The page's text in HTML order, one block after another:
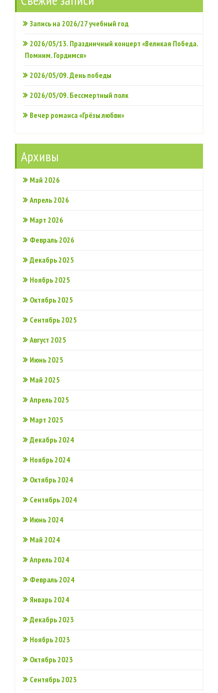
Запись на 2026/27 учебный год
2026/05/13. Праздничный концерт «Великая Победа.
Помним. Гордимся»
2026/05/09. День победы
2026/05/09. Бессмертный полк
Вечер романса «Грёзы любви»
Архивы
Май 2026
Апрель 2026
Март 2026
Февраль 2026
Декабрь 2025
Ноябрь 2025
Октябрь 2025
Сентябрь 2025
Август 2025
Июнь 2025
Май 2025
Апрель 2025
Март 2025
Декабрь 2024
Ноябрь 2024
Октябрь 2024
Сентябрь 2024
Июнь 2024
Май 2024
Апрель 2024
Февраль 2024
Январь 2024
Декабрь 2023
Ноябрь 2023
Октябрь 2023
Сентябрь 2023